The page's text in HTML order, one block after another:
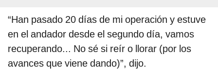
“Han pasado 20 días de mi operación y estuve
en el andador desde el segundo día, vamos
recuperando... No sé si reír o llorar (por los
avances que viene dando)”, dijo.